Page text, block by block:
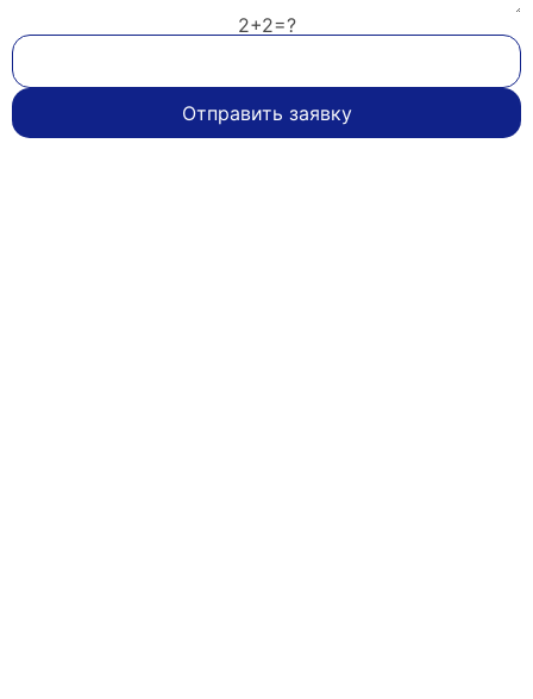
2+2=?
Отправить заявку